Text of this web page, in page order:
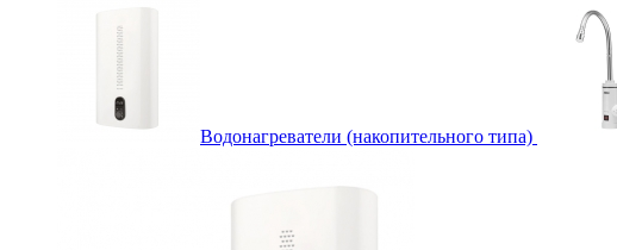
Водонагреватели (накопительного типа)